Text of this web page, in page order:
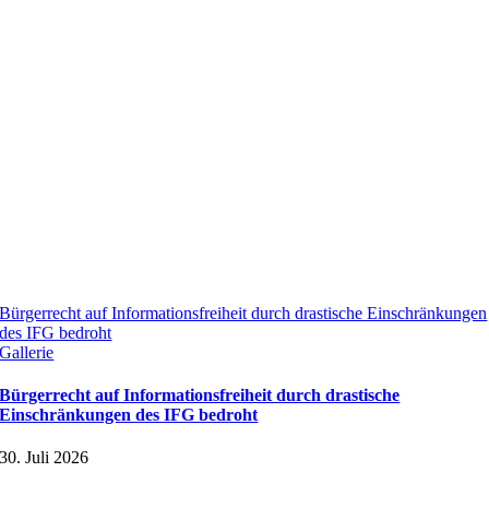
Bürgerrecht auf Informationsfreiheit durch drastische Einschränkungen
des IFG bedroht
Gallerie
Bürgerrecht auf Informationsfreiheit durch drastische
Einschränkungen des IFG bedroht
30. Juli 2026